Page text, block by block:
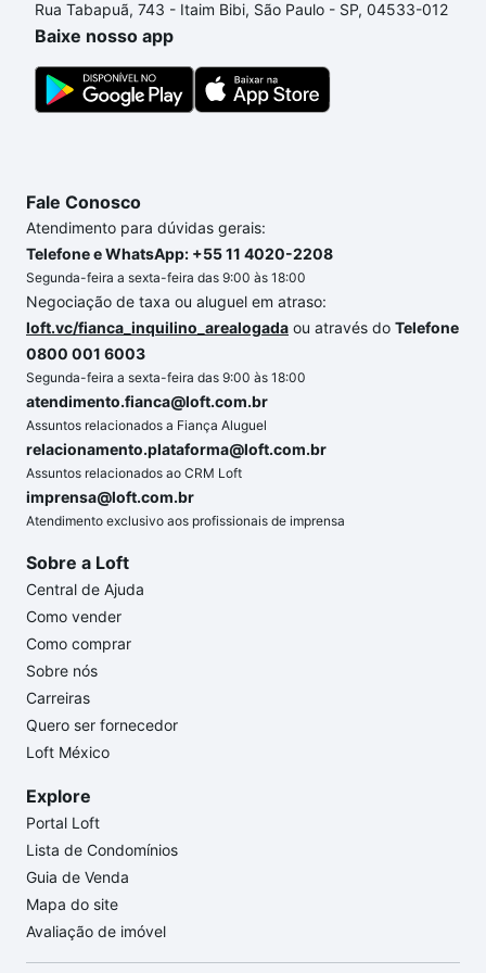
um apartamento
e conte com a gente para comprar
o imóvel dos seus sonhos com segurança e
conforto. Loft, com você até as chaves.
Rua Tabapuã, 743 - Itaim Bibi, São Paulo - SP, 04533-012
Baixe nosso app
Fale Conosco
Atendimento para dúvidas gerais:
Telefone e WhatsApp: +55 11 4020-2208
Segunda-feira a sexta-feira das 9:00 às 18:00
Negociação de taxa ou aluguel em atraso:
loft.vc/fianca_inquilino_arealogada ou através do Telefone
0800 001 6003
Segunda-feira a sexta-feira das 9:00 às 18:00
atendimento.fianca@loft.com.br
Assuntos relacionados a Fiança Aluguel
relacionamento.plataforma@loft.com.br
Assuntos relacionados ao CRM Loft
imprensa@loft.com.br
Atendimento exclusivo aos profissionais de imprensa
Sobre a Loft
Central de Ajuda
Como vender
Como comprar
Sobre nós
Carreiras
Quero ser fornecedor
Loft México
Explore
Portal Loft
Lista de Condomínios
Guia de Venda
Mapa do site
Avaliação de imóvel